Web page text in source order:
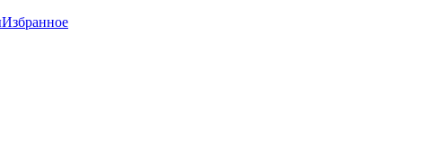
Избранное